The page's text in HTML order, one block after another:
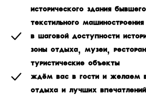
исторического здания
текстильного машиностроения
В шаговой доступности
зоны отдыха, музеи,
туристические объекты
Ждём вас в гости и желаем
отдыха и лучших